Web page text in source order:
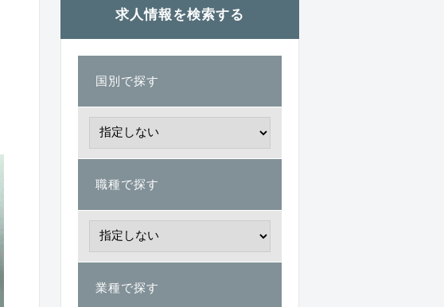
求人情報を検索する
国別で探す
職種で探す
業種で探す